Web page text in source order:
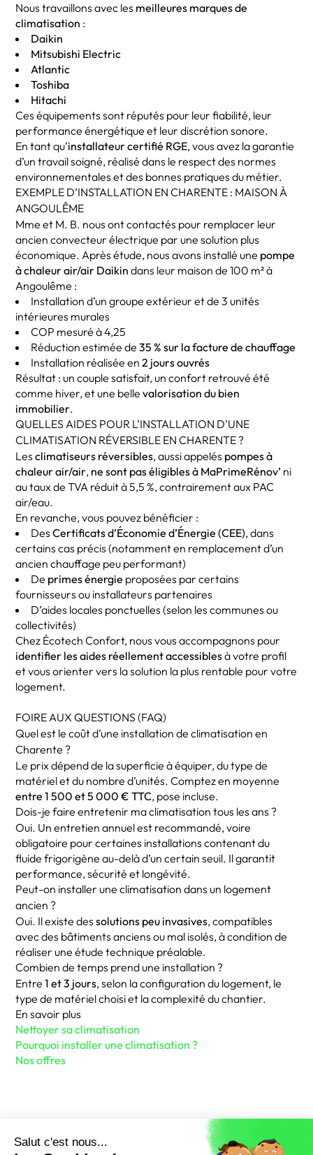
Nous travaillons avec les meilleures marques de
climatisation :
Daikin
Mitsubishi Electric
Atlantic
Toshiba
Hitachi
Ces équipements sont réputés pour leur fiabilité, leur
performance énergétique et leur discrétion sonore.
En tant qu’installateur certifié RGE, vous avez la garantie
d’un travail soigné, réalisé dans le respect des normes
environnementales et des bonnes pratiques du métier.
EXEMPLE D’INSTALLATION EN CHARENTE : MAISON À
ANGOULÊME
Mme et M. B. nous ont contactés pour remplacer leur
ancien convecteur électrique par une solution plus
économique. Après étude, nous avons installé une pompe
à chaleur air/air Daikin dans leur maison de 100 m² à
Angoulême :
Installation d’un groupe extérieur et de 3 unités
intérieures murales
COP mesuré à 4,25
Réduction estimée de35 % sur la facture de chauffage
Installation réalisée en2 jours ouvrés
Résultat : un couple satisfait, un confort retrouvé été
comme hiver, et une bellevalorisation du bien
immobilier.
QUELLES AIDES POUR L’INSTALLATION D’UNE
CLIMATISATION RÉVERSIBLE EN CHARENTE ?
Lesclimatiseurs réversibles, aussi appelés pompes à
chaleur air/air, ne sont pas éligibles à MaPrimeRénov’ ni
au taux de TVA réduit à 5,5 %, contrairement aux PAC
air/eau.
En revanche, vous pouvez bénéficier :
DesCertificats d’Économie d’Énergie (CEE), dans
certains cas précis (notamment en remplacement d’un
ancien chauffage peu performant)
De primes énergie proposées par certains
fournisseurs ou installateurs partenaires
D’aides locales ponctuelles (selon les communes ou
collectivités)
Chez Écotech Confort, nous vous accompagnons pour
identifier les aides réellement accessiblesà votre profil
et vous orienter vers la solution la plus rentable pour votre
logement.
FOIRE AUX QUESTIONS (FAQ)
Quel est le coût d’une installation de climatisation en
Charente ?
Le prix dépend de la superficie à équiper, du type de
matériel et du nombre d’unités. Comptez en moyenne
entre 1 500 et 5 000 € TTC, pose incluse.
Dois-je faire entretenir ma climatisation tous les ans ?
Oui. Un entretien annuel est recommandé, voire
obligatoire pour certaines installations contenant du
fluide frigorigène au-delà d’un certain seuil. Il garantit
performance, sécurité et longévité.
Peut-on installer une climatisation dans un logement
ancien ?
Oui. Il existe dessolutions peu invasives, compatibles
avec des bâtiments anciens ou mal isolés, à condition de
réaliser une étude technique préalable.
Combien de temps prend une installation ?
Entre1 et 3 jours, selon la configuration du logement, le
type de matériel choisi et la complexité du chantier.
En savoir plus
Nettoyer sa climatisation
Pourquoi installer une climatisation ?
Nos offres